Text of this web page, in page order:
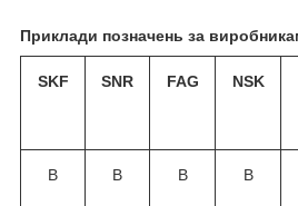
Приклади позначень за
SKF SNR FAG NSK
В В В В